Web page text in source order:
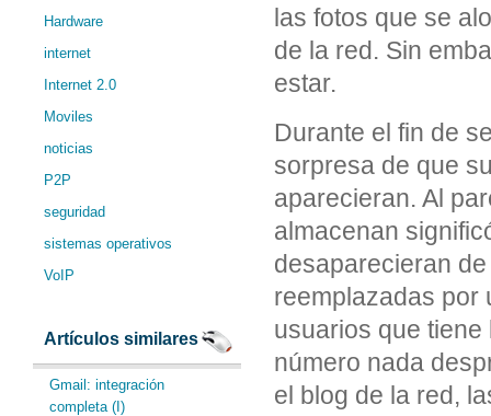
Hardware
internet
Internet 2.0
Moviles
noticias
P2P
seguridad
sistemas operativos
VoIP
Artículos similares
Gmail: integración
completa (I)
las fotos que se
de la red. Sin
estar.
Durante el fin de
sorpresa de que
aparecieran. Al
almacenan
desaparecieran
reemplazadas por
usuarios que
número nada
el blog de la red,